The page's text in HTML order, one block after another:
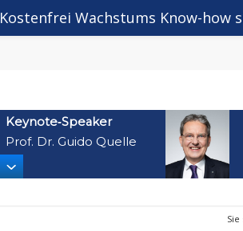
Keynote‑Speaker
Prof. Dr. Guido Quelle
Kostenfrei Wachstums Know-how